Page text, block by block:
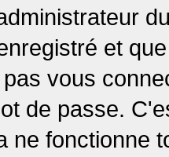
et
vous
de passe.
ne fonctionne